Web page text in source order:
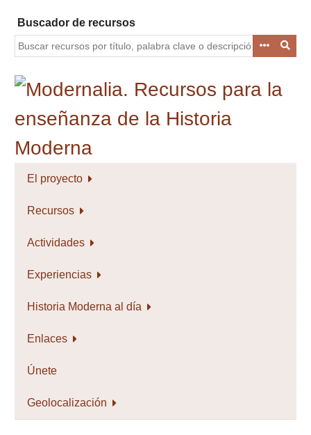
contenido
principal
Buscador de recursos
El proyecto
Recursos
Actividades
Experiencias
Historia Moderna al día
Enlaces
Únete
Geolocalización